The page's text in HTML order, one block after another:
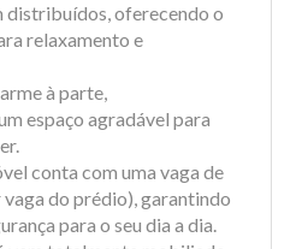
distribuídos, oferecendo o
relaxamento e
à parte,
espaço agradável para
conta com uma vaga de
do prédio), garantindo
para o seu dia a dia.